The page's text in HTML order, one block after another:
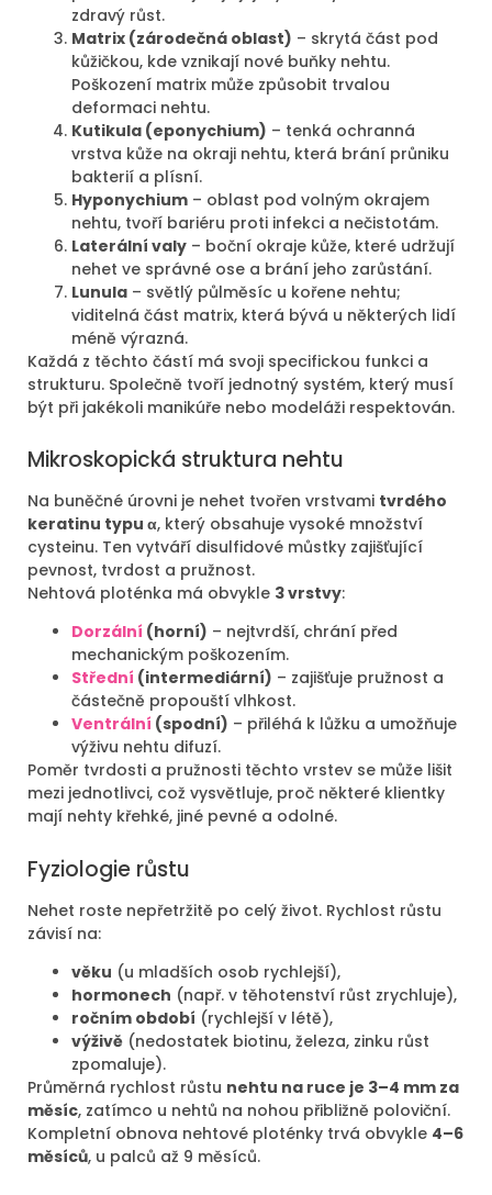
zdravý růst.
Matrix (zárodečná oblast) – skrytá část pod
kůžičkou, kde vznikají nové buňky nehtu.
Poškození matrix může způsobit trvalou
deformaci nehtu.
Kutikula (eponychium) – tenká ochranná
vrstva kůže na okraji nehtu, která brání průniku
bakterií a plísní.
Hyponychium – oblast pod volným okrajem
nehtu, tvoří bariéru proti infekci a nečistotám.
Laterální valy – boční okraje kůže, které udržují
nehet ve správné ose a brání jeho zarůstání.
Lunula – světlý půlměsíc u kořene nehtu;
viditelná část matrix, která bývá u některých lidí
méně výrazná.
Každá z těchto částí má svoji specifickou funkci a
strukturu. Společně tvoří jednotný systém, který musí
být při jakékoli manikúře nebo modeláži respektován.
Mikroskopická struktura nehtu
Na buněčné úrovni je nehet tvořen vrstvami tvrdého
keratinu typu α, který obsahuje vysoké množství
cysteinu. Ten vytváří disulfidové můstky zajišťující
pevnost, tvrdost a pružnost.
Nehtová ploténka má obvykle 3 vrstvy:
Dorzální (horní) – nejtvrdší, chrání před
mechanickým poškozením.
Střední (intermediární) – zajišťuje pružnost a
částečně propouští vlhkost.
Ventrální (spodní) – přiléhá k lůžku a umožňuje
výživu nehtu difuzí.
Poměr tvrdosti a pružnosti těchto vrstev se může lišit
mezi jednotlivci, což vysvětluje, proč některé klientky
mají nehty křehké, jiné pevné a odolné.
Fyziologie růstu
Nehet roste nepřetržitě po celý život. Rychlost růstu
závisí na:
věku (u mladších osob rychlejší),
hormonech (např. v těhotenství růst zrychluje),
ročním období (rychlejší v létě),
výživě (nedostatek biotinu, železa, zinku růst
zpomaluje).
Průměrná rychlost růstu nehtu na ruce je 3–4 mm za
měsíc, zatímco u nehtů na nohou přibližně poloviční.
Kompletní obnova nehtové ploténky trvá obvykle 4–6
měsíců, u palců až 9 měsíců.